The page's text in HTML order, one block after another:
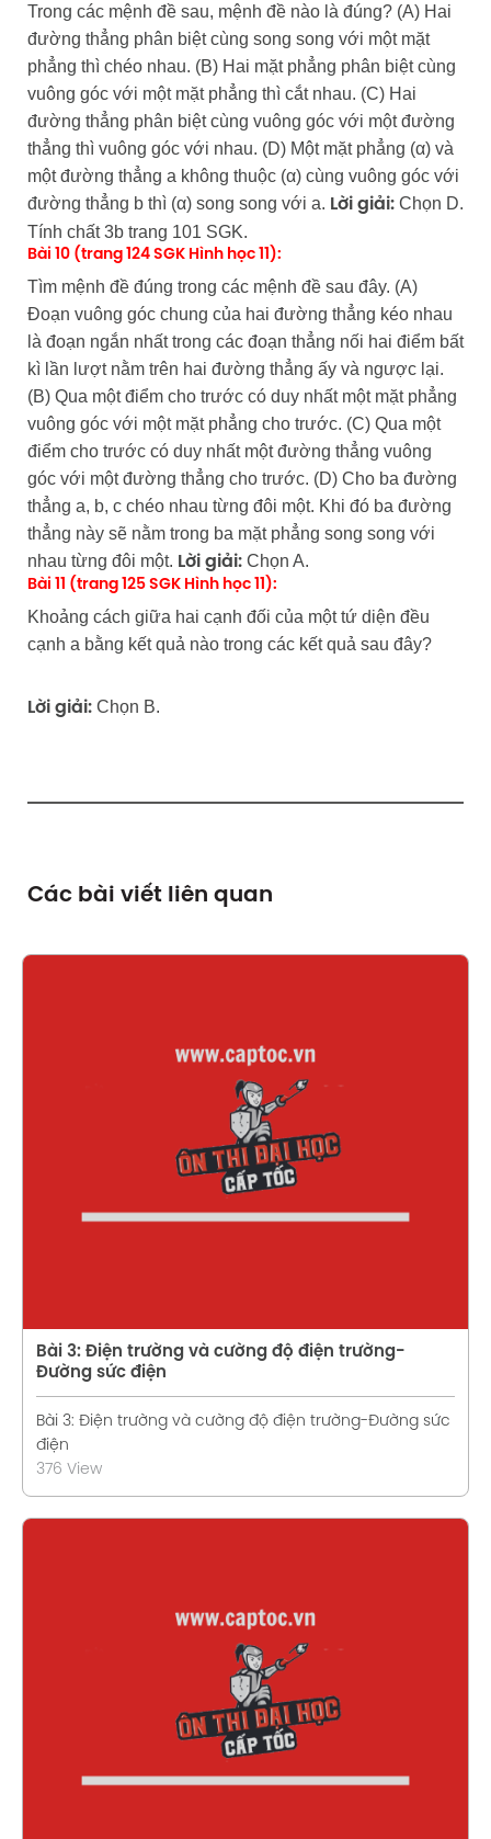
Trong các mệnh đề sau, mệnh đề nào là đúng? (A) Hai
đường thẳng phân biệt cùng song song với một mặt
phẳng thì chéo nhau. (B) Hai mặt phẳng phân biệt cùng
vuông góc với một mặt phẳng thì cắt nhau. (C) Hai
đường thẳng phân biệt cùng vuông góc với một đường
thẳng thì vuông góc với nhau. (D) Một mặt phẳng (α) và
một đường thẳng a không thuộc (α) cùng vuông góc với
đường thẳng b thì (α) song song với a. Lời giải:Chọn D.
Tính chất 3b trang 101 SGK.
Bài 10 (trang 124 SGK Hình học 11):
Tìm mệnh đề đúng trong các mệnh đề sau đây. (A)
Đoạn vuông góc chung của hai đường thẳng kéo nhau
là đoạn ngắn nhất trong các đoạn thẳng nối hai điểm bất
kì lần lượt nằm trên hai đường thẳng ấy và ngược lại.
(B) Qua một điểm cho trước có duy nhất một mặt phẳng
vuông góc với một mặt phẳng cho trước. (C) Qua một
điểm cho trước có duy nhất một đường thẳng vuông
góc với một đường thẳng cho trước. (D) Cho ba đường
thẳng a, b, c chéo nhau từng đôi một. Khi đó ba đường
thẳng này sẽ nằm trong ba mặt phẳng song song với
nhau từng đôi một. Lời giải:Chọn A.
Bài 11 (trang 125 SGK Hình học 11):
Khoảng cách giữa hai cạnh đối của một tứ diện đều
cạnh a bằng kết quả nào trong các kết quả sau đây?
Lời giải:Chọn B.
Các bài viết liên quan
Xem chi tiết
Bài 3: Điện trường và cường độ điện trường-
Đường sức điện
Bài 3: Điện trường và cường độ điện trường-Đường sức
điện
376 View
Xem chi tiết